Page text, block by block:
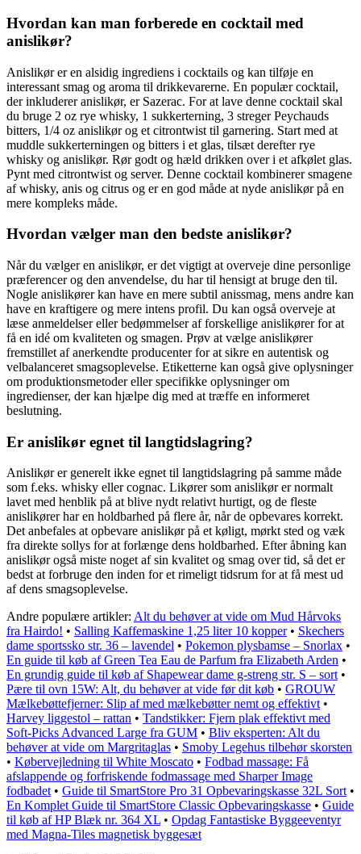
Hvordan kan man forberede en cocktail med
anislikør?
Anislikør er en alsidig ingrediens i cocktails og kan tilføje en
interessant smag og aroma til drikkevarerne. En populær cocktail,
der inkluderer anislikør, er Sazerac. For at lave denne cocktail skal
du bruge 2 oz rye whisky, 1 sukkerterning, 3 streger Peychauds
bitters, 1/4 oz anislikør og et citrontwist til garnering. Start med at
muddle sukkerterningen og bitters i et glas, tilsæt derefter rye
whisky og anislikør. Rør godt og hæld drikken over i et afkølet glas.
Pynt med citrontwist og server. Denne cocktail kombinerer smagene
af whisky, anis og citrus og er en god måde at nyde anislikør på en
mere kompleks måde.
Hvordan vælger man den bedste anislikør?
Når du vælger en anislikør, er det vigtigt at overveje dine personlige
præferencer og den anvendelse, du har til hensigt at bruge den til.
Nogle anislikører kan have en mere subtil anissmag, mens andre kan
have en kraftigere og mere intens profil. Du kan også overveje at
læse anmeldelser eller bedømmelser af forskellige anislikører for at
få en idé om kvaliteten og smagen. Prøv at vælge anislikører
fremstillet af anerkendte producenter for at sikre en autentisk og
velbalanceret smagsoplevelse. Etiketterne kan også give oplysninger
om produktionsmetoder eller specifikke oplysninger om
ingredienser, der kan hjælpe dig med at træffe en informeret
beslutning.
Er anislikør egnet til langtidslagring?
Anislikør er generelt ikke egnet til langtidslagring på samme måde
som f.eks. whisky eller cognac. Likører som anislikør er normalt
lavet med henblik på at blive nydt relativt hurtigt, og de fleste
anislikører har en holdbarhed på flere år, når de opbevares korrekt.
Det anbefales at opbevare anislikør på et køligt, mørkt sted og væk
fra direkte sollys for at forlænge dens holdbarhed. Efter åbning kan
anislikør også miste noget af sin kvalitet og smag over tid, så det er
bedst at forbruge den inden for et rimeligt tidsrum for at få mest ud
af dens smagsoplevelse.
Andre populære artikler: Alt du behøver at vide om Mud Hårvoks
fra Hairdo! • Salling Kaffemaskine 1,25 liter 10 kopper• Skechers
dame sportssko str. 36 – lavendel • Pokemon plysbamse – Snorlax •
En guide til køb af Green Tea Eau de Parfum fra Elizabeth Arden •
En grundig guide til køb af Shapewear dame g-streng str. S – sort •
Pære til ovn 15W: Alt, du behøver at vide før dit køb • GROUW
Mælkebøttefjerner: Slip af med mælkebøtter nemt og effektivt •
Harvey liggestol – rattan • Tandstikker: Fjern plak effektivt med
Soft-Picks Advanced Large fra GUM • Bliv eksperten: Alt du
behøver at vide om Margritaglas • Smoby Legehus tilbehør skorsten
• Købervejledning til White Moscato • Fodbad massage: Få
afslappende og forfriskende fodmassage med Sharper Image
fodbadet • Guide til SmartStore Pro 31 Opbevaringskasse 32L Sort •
En Komplet Guide til SmartStore Classic Opbevaringskasse • Guide
til køb af HP Blæk nr. 364 XL • Opdag Fantastiske Byggeeventyr
med Magna-Tiles magnetisk byggesæt